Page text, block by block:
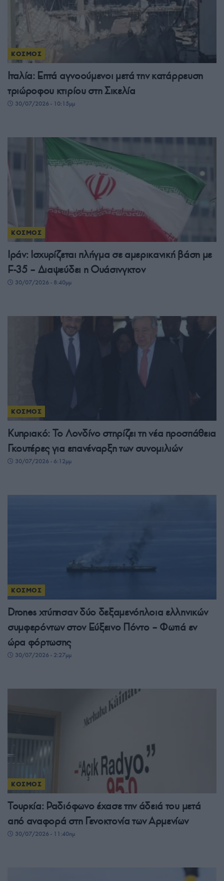
ΚΟΣΜΟΣ
Ιταλία: Επτά αγνοούμενοι μετά την κατάρρευση
τριώροφου κτιρίου στη Σικελία
30/07/2026 - 10:15μμ
ΚΟΣΜΟΣ
Ιράν: Ισχυρίζεται πλήγμα σε αμερικανική βάση με
F-35 – Διαψεύδει η Ουάσινγκτον
30/07/2026 - 8:40μμ
ΚΟΣΜΟΣ
Κυπριακό: Το Λονδίνο στηρίζει τη νέα προσπάθεια
Γκουτέρες για επανέναρξη των συνομιλιών
30/07/2026 - 6:12μμ
ΚΟΣΜΟΣ
Drones χτύπησαν δύο δεξαμενόπλοια ελληνικών
συμφερόντων στον Εύξεινο Πόντο – Φωτιά εν
ώρα φόρτωσης
30/07/2026 - 2:27μμ
ΚΟΣΜΟΣ
Τουρκία: Ραδιόφωνο έχασε την άδειά του μετά
από αναφορά στη Γενοκτονία των Αρμενίων
30/07/2026 - 11:40πμ